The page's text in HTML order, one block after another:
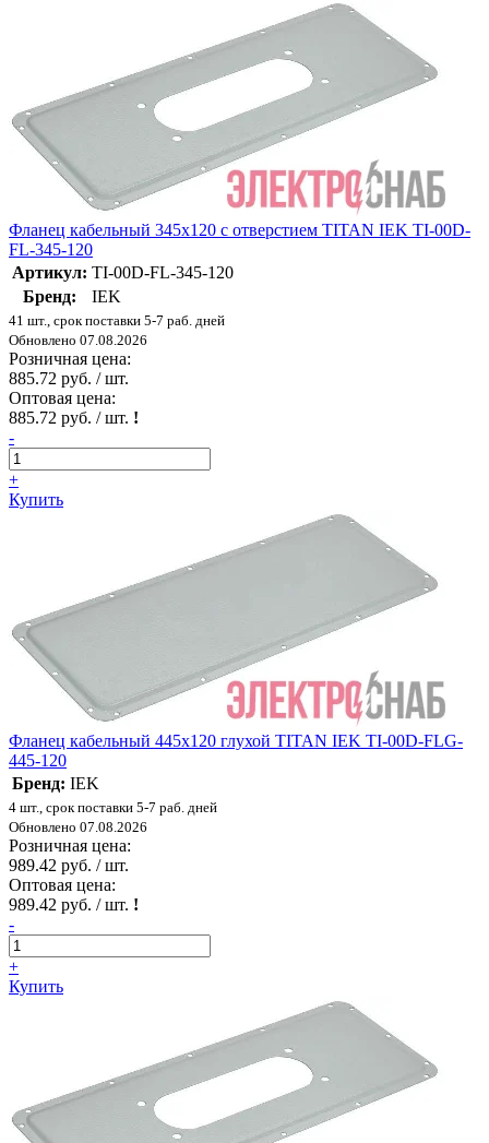
Фланец кабельный 345х120 с отверстием TITAN IEK TI-00D-
FL-345-120
Артикул: TI-00D-FL-345-120
Бренд:
IEK
41 шт., срок поставки 5-7 раб. дней
Обновлено 07.08.2026
Розничная цена:
885.72 руб. / шт.
Оптовая цена:
885.72 руб. / шт. !
-
+
Купить
Фланец кабельный 445х120 глухой TITAN IEK TI-00D-FLG-
445-120
Бренд: IEK
4 шт., срок поставки 5-7 раб. дней
Обновлено 07.08.2026
Розничная цена:
989.42 руб. / шт.
Оптовая цена:
989.42 руб. / шт. !
-
+
Купить